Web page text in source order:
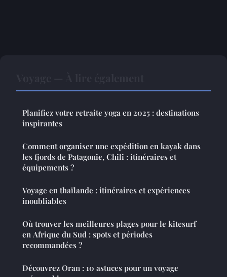
Planifiez votre retraite yoga en 2025 : destinations
inspirantes
Comment organiser une expédition en kayak dans
les fjords de Patagonie, Chili : itinéraires et
équipements ?
Voyage en thaïlande : itinéraires et expériences
inoubliables
Où trouver les meilleures plages pour le kitesurf
en Afrique du Sud : spots et périodes
recommandées ?
Découvrez Oran : 10 astuces pour un voyage